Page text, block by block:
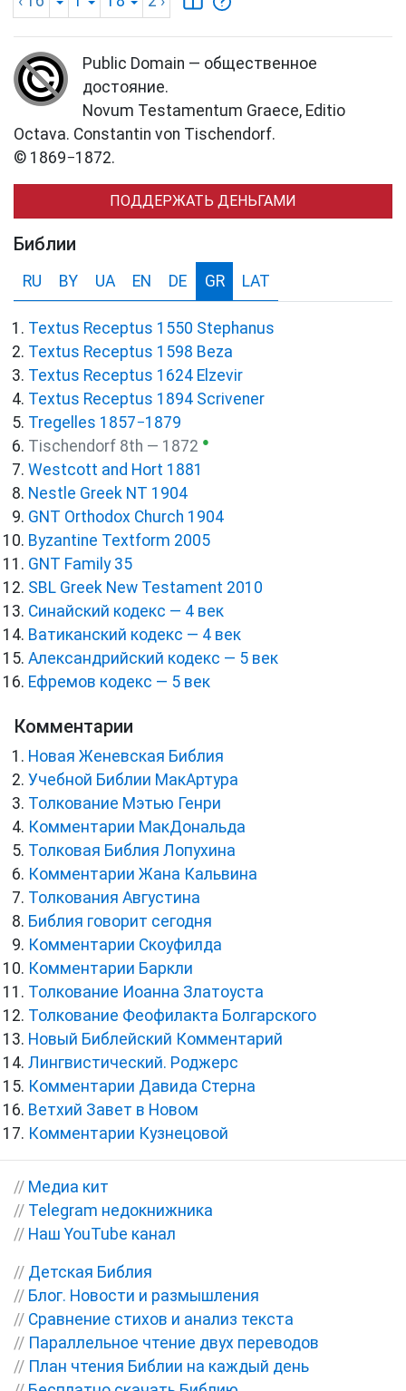
Public Domain — общественное
достояние.
Novum Testamentum Graece, Editio
Octava. Constantin von Tischendorf.
© 1869−1872.
ПОДДЕРЖАТЬ ДЕНЬГАМИ
Библии
RU BY UA EN DE GR LAT
Textus Receptus 1550 Stephanus
Textus Receptus 1598 Beza
Textus Receptus 1624 Elzevir
Textus Receptus 1894 Scrivener
Tregelles 1857−1879
Tischendorf 8th — 1872 ●
Westcott and Hort 1881
Nestle Greek NT 1904
GNT Orthodox Church 1904
Byzantine Textform 2005
GNT Family 35
SBL Greek New Testament 2010
Синайский кодекс — 4 век
Ватиканский кодекс — 4 век
Александрийский кодекс — 5 век
Ефремов кодекс — 5 век
Комментарии
Новая Женевская Библия
Учебной Библии МакАртура
Толкование Мэтью Генри
Комментарии МакДональда
Толковая Библия Лопухина
Комментарии Жана Кальвина
Толкования Августина
Библия говорит сегодня
Комментарии Скоуфилда
Комментарии Баркли
Толкование Иоанна Златоуста
Толкование Феофилакта Болгарского
Новый Библейский Комментарий
Лингвистический. Роджерс
Комментарии Давида Стерна
Ветхий Завет в Новом
Комментарии Кузнецовой
// Медиа кит
// Telegram недокнижника
// Наш YouTube канал
// Детская Библия
// Блог. Новости и размышления
// Сравнение стихов и анализ текста
// Параллельное чтение двух переводов
// План чтения Библии на каждый день